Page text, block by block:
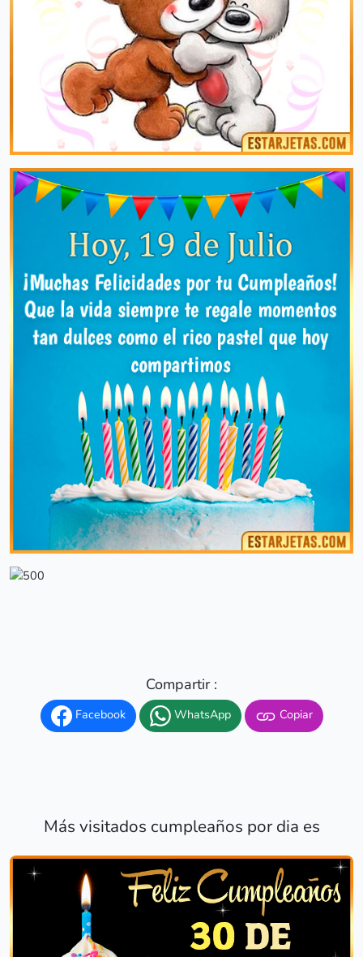
Compartir :
Facebook WhatsApp Copiar
Más visitados cumpleaños por dia es